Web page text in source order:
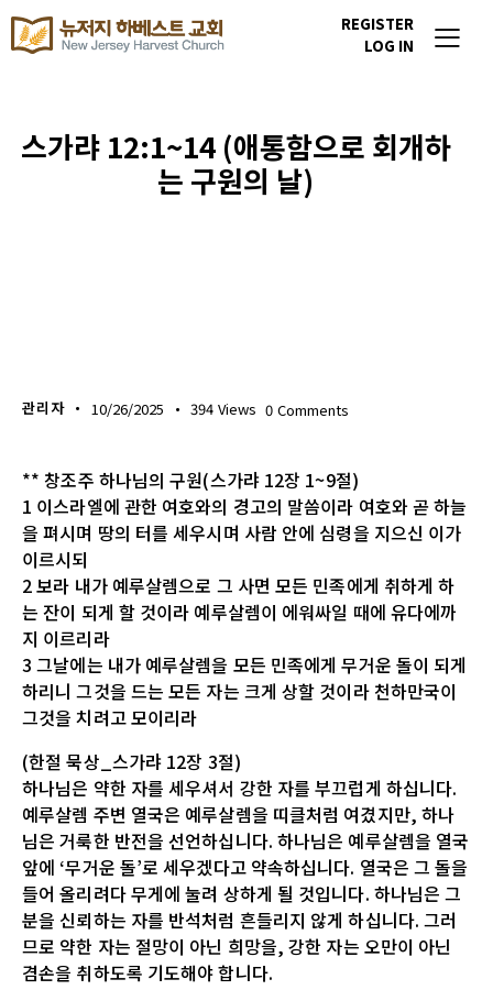
REGISTER
LOG IN
스가랴 12:1~14 (애통함으로 회개하
는 구원의 날)
관리자 10/26/2025 394 Views 0 Comments
** 창조주 하나님의 구원(스가랴 12장 1~9절)
1 이스라엘에 관한 여호와의 경고의 말씀이라 여호와 곧 하늘
을 펴시며 땅의 터를 세우시며 사람 안에 심령을 지으신 이가
이르시되
2 보라 내가 예루살렘으로 그 사면 모든 민족에게 취하게 하
는 잔이 되게 할 것이라 예루살렘이 에워싸일 때에 유다에까
지 이르리라
3 그날에는 내가 예루살렘을 모든 민족에게 무거운 돌이 되게
하리니 그것을 드는 모든 자는 크게 상할 것이라 천하만국이
그것을 치려고 모이리라
(한절 묵상_스가랴 12장 3절)
하나님은 약한 자를 세우셔서 강한 자를 부끄럽게 하십니다.
예루살렘 주변 열국은 예루살렘을 띠클처럼 여겼지만, 하나
님은 거룩한 반전을 선언하십니다. 하나님은 예루살렘을 열국
앞에 ‘무거운 돌’로 세우겠다고 약속하십니다. 열국은 그 돌을
들어 올리려다 무게에 눌려 상하게 될 것입니다. 하나님은 그
분을 신뢰하는 자를 반석처럼 흔들리지 않게 하십니다. 그러
므로 약한 자는 절망이 아닌 희망을, 강한 자는 오만이 아닌
겸손을 취하도록 기도해야 합니다.